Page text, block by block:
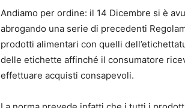
Andiamo per ordine: il 14 Dicembre si è
abrogando una serie di precedenti
prodotti alimentari con quelli
delle etichette affinché il consumatore
effettuare acquisti consapevoli.